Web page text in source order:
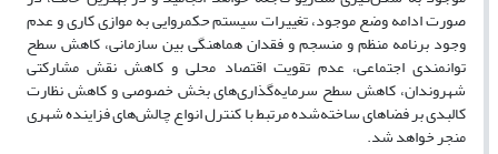
صورت ادامه وضع موجود، تغییرات سیستم حکمروایی به موازی کاری و عدم
وجود برنامه منظم و منسجم و فقدان هماهنگی بین سازمانی، کاهش سطح
توانمندی اجتماعی، عدم تقویت اقتصاد محلی و کاهش نقش مشارکتی
شهروندان، کاهش سطح سرمایه‌گذاری‌های بخش خصوصی و کاهش نظارت
کالبدی بر فضاهای ساخته‌شده مرتبط با کنترل انواع چالش‌های فزاینده شهری
منجر خواهد شد.